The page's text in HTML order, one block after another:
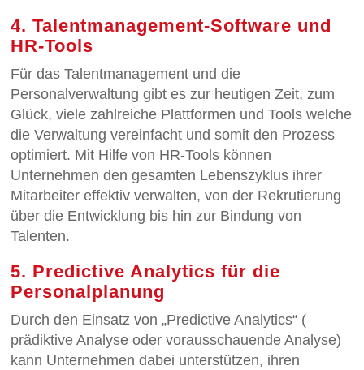
4. Talentmanagement-Software und
HR-Tools
Für das Talentmanagement und die
Personalverwaltung gibt es zur heutigen Zeit, zum
Glück, viele zahlreiche Plattformen und Tools welche
die Verwaltung vereinfacht und somit den Prozess
optimiert. Mit Hilfe von HR-Tools können
Unternehmen den gesamten Lebenszyklus ihrer
Mitarbeiter effektiv verwalten, von der Rekrutierung
über die Entwicklung bis hin zur Bindung von
Talenten.
5. Predictive Analytics für die
Personalplanung
Durch den Einsatz von „Predictive Analytics“ (
prädiktive Analyse oder vorausschauende Analyse)
kann Unternehmen dabei unterstützen, ihren